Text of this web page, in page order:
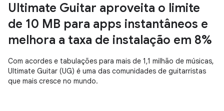
Ultimate Guitar aproveita o limite
de 10 MB para apps instantâneos e
melhora a taxa de instalação em 8%
Com acordes e tabulações para mais de 1,1 milhão de músicas,
Ultimate Guitar (UG) é uma das comunidades de guitarristas
que mais cresce no mundo.